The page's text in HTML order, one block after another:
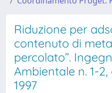
Riduzione per
contenuto di
percolato”.
Ambientale n. 1-
1997